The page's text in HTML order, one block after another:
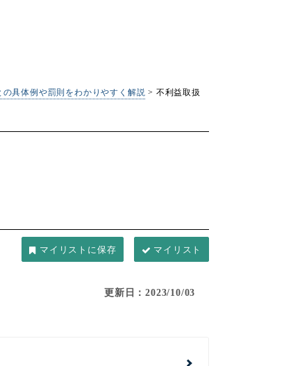
具体例や罰則をわかりやすく解説 > 不利益取扱
マイリスト
更新日：2023/10/03